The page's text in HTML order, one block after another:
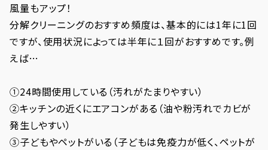
風量もアップ！
分解クリーニングのおすすめ頻度は、基本的には1年に1回
ですが、使用状況によっては半年に１回がおすすめです。例
えば…
①24時間使用している（汚れがたまりやすい）
②キッチンの近くにエアコンがある（油や粉汚れでカビが
発生しやすい）
③子どもやペットがいる（子どもは免疫力が低く、ペットが